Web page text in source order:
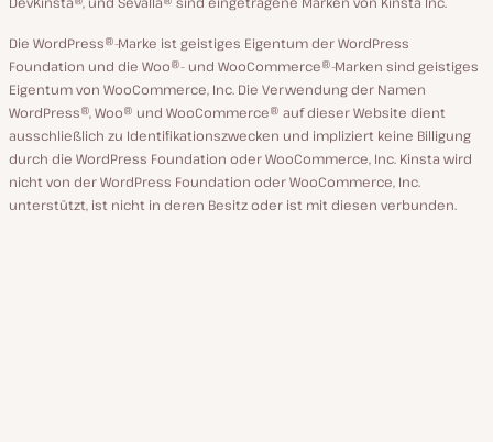
Die WordPress®-Marke ist geistiges Eigentum der WordPress
Foundation und die Woo®- und WooCommerce®-Marken sind geistiges
Eigentum von WooCommerce, Inc. Die Verwendung der Namen
WordPress®, Woo® und WooCommerce® auf dieser Website dient
ausschließlich zu Identifikationszwecken und impliziert keine Billigung
durch die WordPress Foundation oder WooCommerce, Inc. Kinsta wird
nicht von der WordPress Foundation oder WooCommerce, Inc.
unterstützt, ist nicht in deren Besitz oder ist mit diesen verbunden.